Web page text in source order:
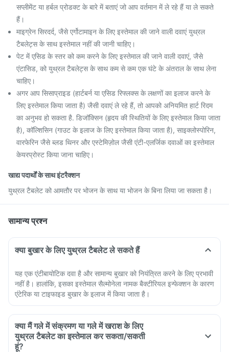
सप्लीमेंट या हर्बल प्रोडक्ट के बारे में बताएं जो आप वर्तमान में ले रहे हैं या ले सकते
हैं।
माइग्रेन सिरदर्द, जैसे एर्गोटामाइन के लिए इस्तेमाल की जाने वाली दवाएं युथ्रल
टैबलेट्स के साथ इस्तेमाल नहीं की जानी चाहिए।
पेट में एसिड के स्तर को कम करने के लिए इस्तेमाल की जाने वाली दवाएं, जैसे
एंटासिड, को युथ्रल टैबलेट्स के साथ कम से कम एक घंटे के अंतराल के साथ लेना
चाहिए।
अगर आप सिसाप्राइड (हार्टबर्न या एसिड रिफ्लक्स के लक्षणों का इलाज करने के
लिए इस्तेमाल किया जाता है) जैसी दवाएं ले रहे हैं, तो आपको अनियमित हार्ट रिदम
का अनुभव हो सकता है. डिजॉक्सिन (हृदय की स्थितियों के लिए इस्तेमाल किया जाता
है), कॉल्शिसिन (गाउट के इलाज के लिए इस्तेमाल किया जाता है), साइक्लोस्पोरिन,
वारफेरिन जैसे ब्लड थिनर और एस्टेमिज़ोल जैसी एंटी-एलर्जिक दवाओं का इस्तेमाल
केयरप्रोस्ट किया जाना चाहिए।
खाद्य पदार्थों के साथ इंटरैक्शन
युथ्रल टैबलेट को आमतौर पर भोजन के साथ या भोजन के बिना लिया जा सकता है।
सामान्य प्रश्न
क्या बुखार के लिए युथ्रल टैबलेट ले सकते हैं
यह एक एंटीबायोटिक दवा है और सामान्य बुखार को नियंत्रित करने के लिए प्रभावी
नहीं है। हालांकि, इसका इस्तेमाल सैल्मोनेला नामक बैक्टीरियल इन्फेक्शन के कारण
एंटेरिक या टाइफाइड बुखार के इलाज में किया जाता है।
क्या मैं गले में संक्रमण या गले में खराश के लिए
युथ्रल टैबलेट का इस्तेमाल कर सकता/सकती
हूं?